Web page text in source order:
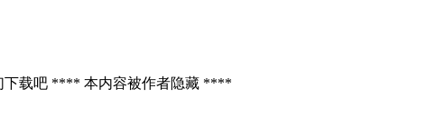
下载吧 **** 本内容被作者隐藏 ****